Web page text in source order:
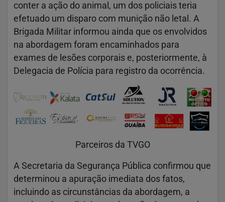
conter a ação do animal, um dos policiais teria
efetuado um disparo com munição não letal. A
Brigada Militar informou ainda que os envolvidos
na abordagem foram encaminhados para
exames de lesões corporais e, posteriormente, à
Delegacia de Polícia para registro da ocorrência.
Parceiros da TVGO
A Secretaria da Segurança Pública confirmou que
determinou a apuração imediata dos fatos,
incluindo as circunstâncias da abordagem, a